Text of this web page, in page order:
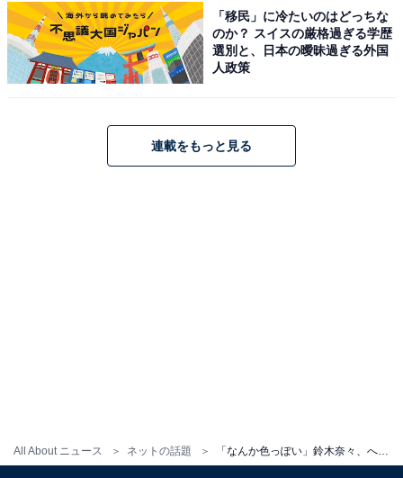
All About ニュース ネットの話題
「移民」に冷たいのはどっちな
のか？ スイスの厳格過ぎる学歴
選別と、日本の曖昧過ぎる外国
人政策
連載をもっと見る